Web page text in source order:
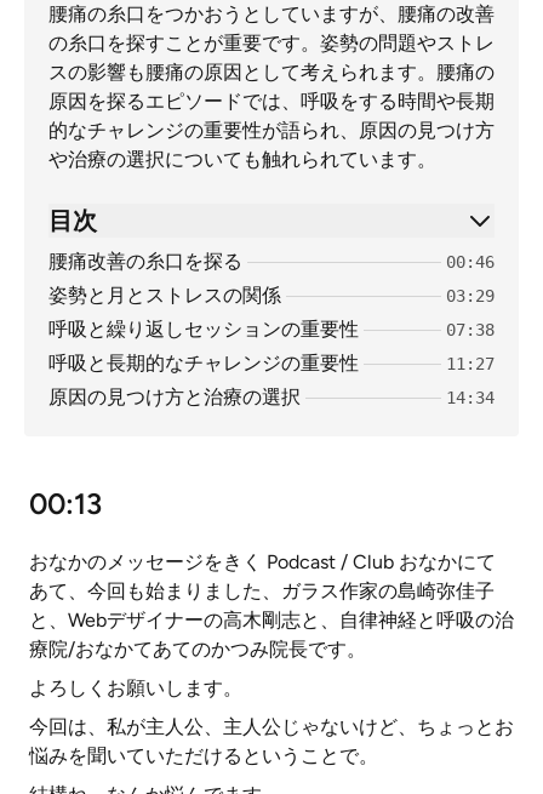
腰痛の糸口をつかおうとしていますが、腰痛の改善
の糸口を探すことが重要です。姿勢の問題やストレ
スの影響も腰痛の原因として考えられます。腰痛の
原因を探るエピソードでは、呼吸をする時間や長期
的なチャレンジの重要性が語られ、原因の見つけ方
や治療の選択についても触れられています。
目次
腰痛改善の糸口を探る 00:46
姿勢と月とストレスの関係 03:29
呼吸と繰り返しセッションの重要性 07:38
呼吸と長期的なチャレンジの重要性 11:27
原因の見つけ方と治療の選択 14:34
00:13
おなかのメッセージをきく Podcast / Club おなかにて
あて、今回も始まりました、ガラス作家の島崎弥佳子
と、Webデザイナーの高木剛志と、自律神経と呼吸の治
療院/おなかてあてのかつみ院長です。
よろしくお願いします。
今回は、私が主人公、主人公じゃないけど、ちょっとお
悩みを聞いていただけるということで。